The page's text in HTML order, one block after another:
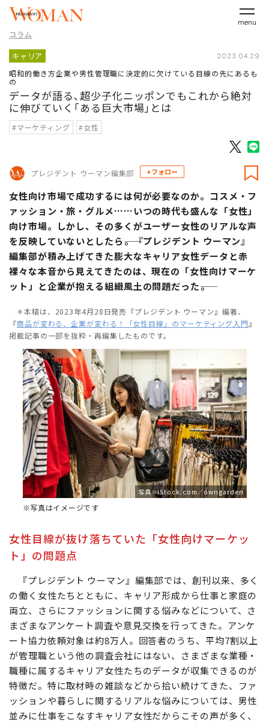
menu
コラム
キャリア 2023.04.29
昭和的働き方企業や男性管理職に決定的に欠けている目線の先にあるも
の
データが語る､超少子化ニッポンでもこれから絶対
に伸びていく｢ある巨大市場｣とは
#マーケティング #女性
プレジデント ウーマン編集部 +フォロー
女性向け市場で成功するには何が必要なのか。コスメ・フ
ァッション・旅・グルメ……いつの時代も盛んな「女性」
向け市場。しかし、その多くがユーザー女性のリアルな声
を反映していないとしたら――。『プレジデント ウーマン』
編集部が積み上げてきた膨大なキャリア女性データと赤
裸々な本音から見えてきたのは、現在の「女性向けマーケ
ット」と企業が抱える組織風土の問題だった――。
＊本稿は、2023年4月28日発売『プレジデント ウーマン』編著、
『商品が変わる、企業が変わる！「女性目線」のマーケティング入門 』
掲載記事の一部を抜粋・再編集したものです。
写真＝iStock.com／owngarden
※写真はイメージです
女性目線が抜け落ちていた「女性向けマーケッ
ト」の問題点
『プレジデント ウーマン』編集部では、創刊以来、多く
の働く女性たちとともに、キャリア形成から仕事と家庭の
両立、さらにファッションに関する悩みなどについて、さ
まざまなアンケート調査や意見交換を行ってきた。アンケ
ート協力依頼対象は約8万人。回答者のうち、平均7割以上
が管理職という他の調査会社にはない、さまざまな業種・
職種に属するキャリア女性たちのデータが収集できるのが
特徴だ。特に取材時の雑談などから拾い続けてきた、ファ
ッションや暮らしに関するリアルな悩みについては、男性
並みに仕事をこなすキャリア女性だからこその声が多く、